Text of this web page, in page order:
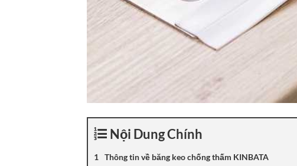
Nội Dung Chính
Thông tin về băng keo chống thấm KINBATA